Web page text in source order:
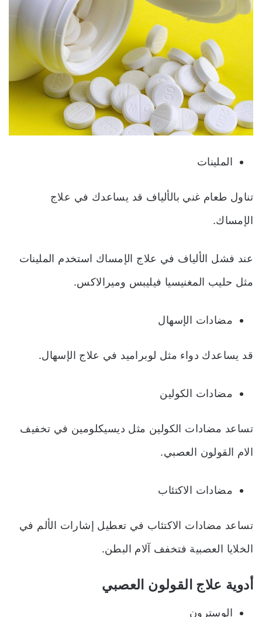
الملينات
تناول طعام غني بالألياف قد يساعدك في علاج
الإمساك.
عند فشل الألياف في علاج الإمساك استخدم الملينات
مثل حليب المغنيسيا فيليبس وميرالاكس.
مضادات الإسهال
قد يساعدك دواء مثل لوبراميد في علاج الإسهال.
مضادات الكولين
تساعد مضادات الكولين مثل ديسيكلومين في تخفيف
الام القولون العصبي.
مضادات الاكتئاب
تساعد مضادات الاكتئاب في تعطيل إشارات الألم في
الخلايا العصبية فتخفف آلام البطن.
أدوية علاج القولون العصبي
الوسترون